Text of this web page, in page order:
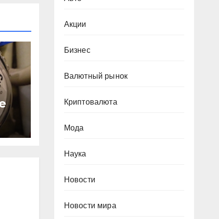
Акции
Бизнес
Валютный рынок
Криптовалюта
Мода
Наука
Новости
Новости мира